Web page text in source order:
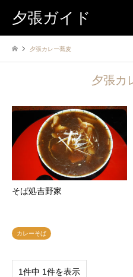
夕張ガイド
夕張カレー蕎麦
夕張カ
そば処吉野家
カレーそば
1件中 1件を表示